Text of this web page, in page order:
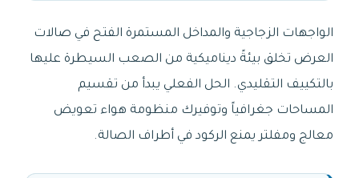
الواجهات الزجاجية والمداخل المستمرة الفتح في صالات
العرض تخلق بيئةً ديناميكية من الصعب السيطرة عليها
بالتكييف التقليدي. الحل الفعلي يبدأ من تقسيم
المساحات جغرافياً وتوفيرك منظومة هواء تعويض
معالج ومفلتر يمنع الركود في أطراف الصالة.